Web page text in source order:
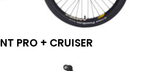
PRO + CRUISER